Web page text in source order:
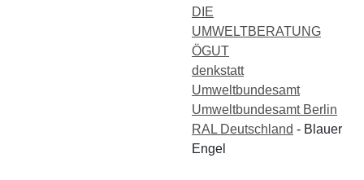
DIE
UMWELTBERATUNG
ÖGUT
denkstatt
Umweltbundesamt
Umweltbundesamt Berlin
RAL Deutschland - Blauer
Engel